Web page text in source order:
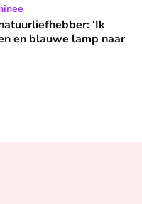
‘Ik speur met een
‘Ik
en blauwe lamp naar